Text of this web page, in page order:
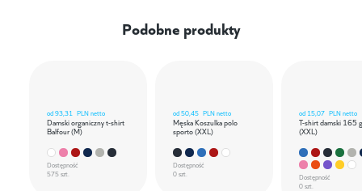
Podobne produkty
od93,31 PLN netto
Damski organiczny t-shirt
Balfour (M)
Dostępność
575 szt.
od50,45 PLN netto
Męska Koszulka polo
sporto (XXL)
Dostępność
0 szt.
od 15,07 PLN netto
T-shirt damski 165
(XXL)
Dostępność
0 szt.